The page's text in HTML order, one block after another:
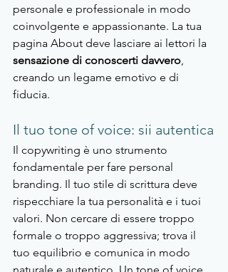
personale e professionale in modo
coinvolgente e appassionante. La tua
pagina About deve lasciare ai lettori la
sensazione di conoscerti davvero,
creando un legame emotivo e di
fiducia.
Il tuo tone of voice: sii autentica
Il copywriting è uno strumento
fondamentale per fare personal
branding. Il tuo stile di scrittura deve
rispecchiare la tua personalità e i tuoi
valori. Non cercare di essere troppo
formale o troppo aggressiva; trova il
tuo equilibrio e comunica in modo